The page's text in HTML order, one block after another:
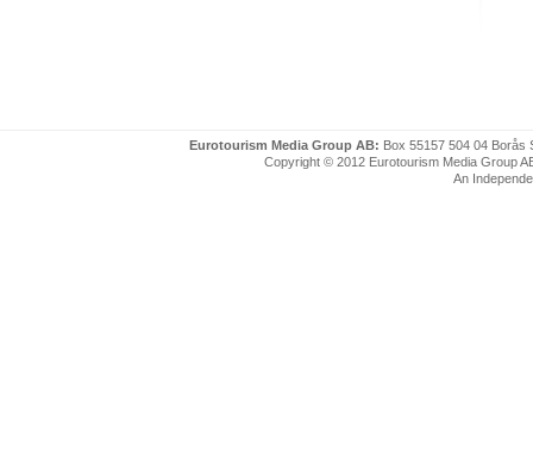
Eurotourism Media Group AB: Box 55157 504 04 Borås
Copyright © 2012 Eurotourism Media Group
An